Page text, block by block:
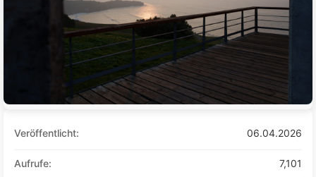
Veröffentlicht: 06.04.2026
Aufrufe: 7,101